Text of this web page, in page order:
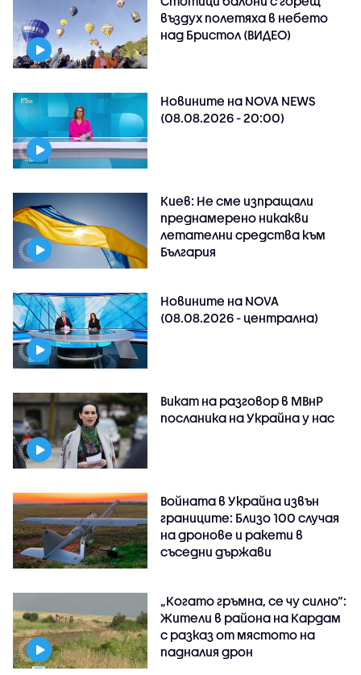
въздух полетяха в небето
над Бристол (ВИДЕО)
Новините на NOVA NEWS
(08.08.2026 - 20:00)
Киев: Не сме изпращали
преднамерено никакви
летателни средства към
България
Новините на NOVA
(08.08.2026 - централна)
Викат на разговор в МВнР
посланика на Украйна у нас
Войната в Украйна извън
границите: Близо 100 случая
на дронове и ракети в
съседни държави
„Когато гръмна, се чу силно“:
Жители в района на Кардам
с разказ от мястото на
падналия дрон